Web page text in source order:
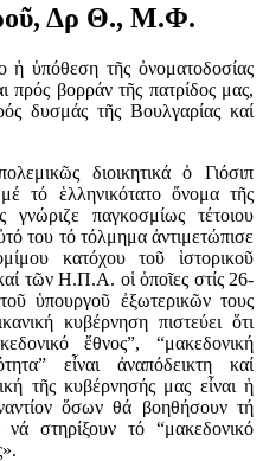
Δρ Θ., Μ.Φ.
ἡ ὑπόθεση τῆς ὀνοματοδοσίας
πρός βορράν τῆς πατρίδος μας,
δυσμάς τῆς Βουλγαρίας καί
διοικητικά ὁ Γιόσιπ
τό ἑλληνικότατο ὄνομα τῆς
γνώριζε παγκοσμίως τέτοιου
του τό τόλμημα ἀντιμετώπισε
κατόχου τοῦ ἱστορικοῦ
τῶν Η.Π.Α. οἱ ὁποῖες στίς 26-
ὑπουργοῦ ἐξωτερικῶν τους
κυβέρνηση πιστεύει ὅτι
ἔθνος”, “μακεδονική
εἶναι ἀναπόδεικτη καί
τῆς κυβέρνησής μας εἶναι ἡ
ὅσων θά βοηθήσουν τή
στηρίξουν τό “μακεδονικό